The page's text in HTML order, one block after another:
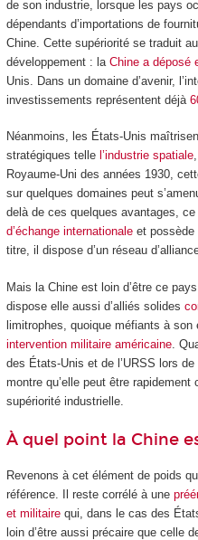
de son industrie, lorsque les pays
dépendants d’importations de
Chine. Cette supériorité se traduit
développement : la Chine a déposé
Unis. Dans un domaine d’avenir,
investissements représentent déjà
Néanmoins, les États-Unis
stratégiques telle l’industrie spatiale
Royaume-Uni des années 1930,
sur quelques domaines peut
delà de ces quelques avantages,
d’échange internationaleet possède
titre, il dispose d’un réseau
Mais la Chine est loin d’être ce
dispose elle aussi d’alliés solides
limitrophes, quoique méfiants à son
intervention militaire américaine.
des États-Unis et de l’URSS lors
montre qu’elle peut être rapidement
supériorité industrielle.
À quel point la Chine
Revenons à cet élément de poids
référence. Il reste corrélé à une
et militairequi, dans le cas des
loin d’être aussi précaire que celle